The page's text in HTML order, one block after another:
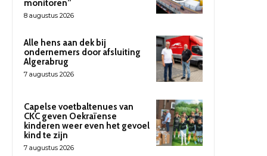
monitoren”
8 augustus 2026
Alle hens aan dek bij
ondernemers door afsluiting
Algerabrug
7 augustus 2026
Capelse voetbaltenues van
CKC geven Oekraïense
kinderen weer even het gevoel
kind te zijn
7 augustus 2026